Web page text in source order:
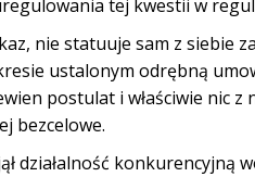
tej kwestii w
nie statuuje sam z siebie
ustalonym odrębną
postulat i właściwie nic z
bezcelowe.
działalność konkurencyjną